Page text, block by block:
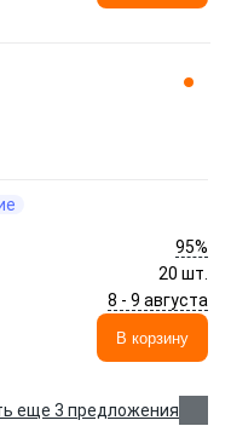
95%
20 шт.
8 - 9 августа
В корзину
еще 3 предложения